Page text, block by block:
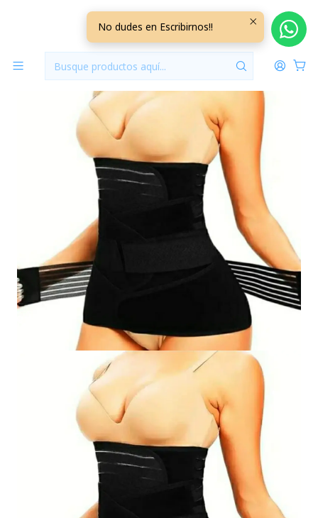
Inicio Ropa Interior Maternal
Faja Post Parto 3 en 1 Talla XL Negra
No dudes en Escribirnos!!